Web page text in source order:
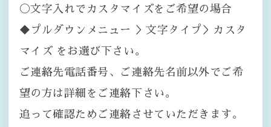
〇文字入れでカスタマイズをご希望の場合
◆プルダウンメニュー ＞文字タイプ＞カスタ
マイズ をお選び下さい。
ご連絡先電話番号、ご連絡先名前以外でご希
望の方は詳細をご連絡下さい。
追って確認ためご連絡させていただきます。